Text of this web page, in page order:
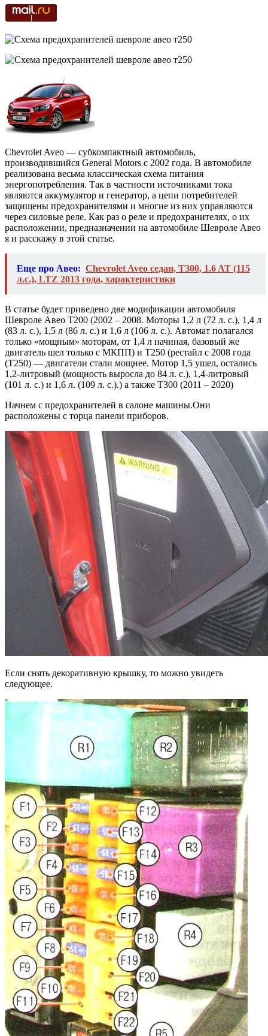
Chevrolet Aveo — субкомпактный автомобиль,
производившийся General Motors с 2002 года. В автомобиле
реализована весьма классическая схема питания
энергопотребления. Так в частности источниками тока
являются аккумулятор и генератор, а цепи потребителей
защищены предохранителями и многие из них управляются
через силовые реле. Как раз о реле и предохранителях, о их
расположении, предназначении на автомобиле Шевроле Авео
я и расскажу в этой статье.
Еще про Авео: Chevrolet Aveo седан, T300, 1.6 AT (115
л.с.), LTZ 2013 года, характеристики
В статье будет приведено две модификации автомобиля
Шевроле Авео T200 (2002 – 2008. Моторы 1,2 л (72 л. с.), 1,4 л
(83 л. с.), 1,5 л (86 л. с.) и 1,6 л (106 л. с.). Автомат полагался
только «мощным» моторам, от 1,4 л начиная, базовый же
двигатель шел только с МКПП) и Т250 (рестайл с 2008 года
(Т250) — двигатели стали мощнее. Мотор 1,5 ушел, остались
1,2-литровый (мощность выросла до 84 л. с.), 1,4-литровый
(101 л. с.) и 1,6 л. (109 л. с.).) а также T300 (2011 – 2020)
Начнем с предохранителей в салоне машины.Они
расположены с торца панели приборов.
Если снять декоративную крышку, то можно увидеть
следующее.